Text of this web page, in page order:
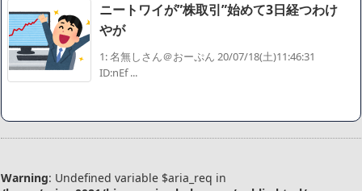
ニートワイが”株取引”始めて3日経つわけ
やが
1: 名無しさん＠おーぷん 20/07/18(土)11:46:31
ID:nEf ...
Warning: Undefined variable $aria_req in